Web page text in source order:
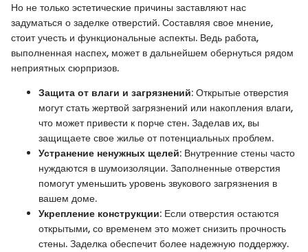
Но не только эстетические причины заставляют нас
задуматься о заделке отверстий. Составляя свое мнение,
стоит учесть и функциональные аспекты. Ведь работа,
выполненная наспех, может в дальнейшем обернуться рядом
неприятных сюрпризов.
Защита от влаги и загрязнений: Открытые отверстия
могут стать жертвой загрязнений или накопления влаги,
что может привести к порче стен. За­делав их, вы
защищаете свое жилье от потенциальных проблем.
Устранение ненужных щелей: Внутренние стены часто
нуждаются в шумоизоляции. Заполненные отверстия
помогут уменьшить уровень звукового загрязнения в
вашем доме.
Укрепление конструкции: Если отверстия остаются
открытыми, со временем это может снизить прочность
стены. Заделка обеспечит более надежную поддержку.